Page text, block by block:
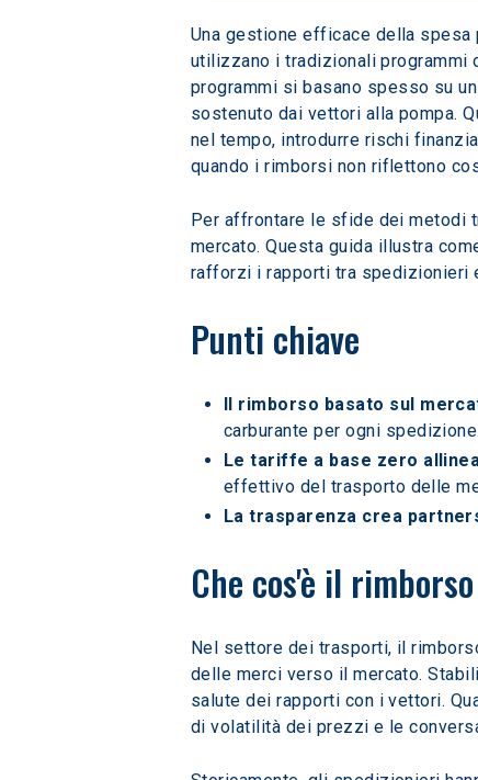
Una gestione efficace della
utilizzano i tradizionali programmi
programmi si basano spesso su
sostenuto dai vettori alla pompa.
nel tempo, introdurre rischi
quando i rimborsi non riflettono
Per affrontare le sfide dei metodi
mercato. Questa guida illustra
rafforzi i rapporti tra spedizionieri
Punti chiave
Il rimborso basato sul
carburante per ogni spedizione.
Le tariffe a base zero
effettivo del trasporto delle
La trasparenza crea
Che cos'è il
Nel settore dei trasporti, il
delle merci verso il mercato.
salute dei rapporti con i vettori.
di volatilità dei prezzi e le